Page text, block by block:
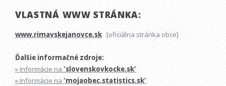
VLASTNÁ WWW STRÁNKA:
www.rimavskejanovce.sk [oficiálna stránka obce]
Ďalšie informačné zdroje:
» Informácie na 'slovenskovkocke.sk'
» Informácie na 'mojaobec.statistics.sk'